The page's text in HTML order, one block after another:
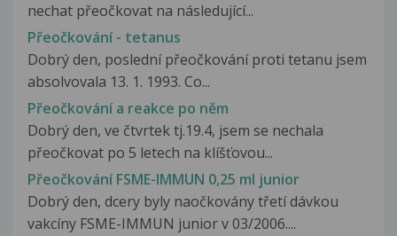
nechat přeočkovat na následující...
Přeočkování - tetanus
Dobrý den, poslední přeočkování proti tetanu jsem
absolvovala 13. 1. 1993. Co...
Přeočkování a reakce po něm
Dobrý den, ve čtvrtek tj.19.4, jsem se nechala
přeočkovat po 5 letech na klíšťovou...
Přeočkování FSME-IMMUN 0,25 ml junior
Dobrý den, dcery byly naočkovány třetí dávkou
vakcíny FSME-IMMUN junior v 03/2006....